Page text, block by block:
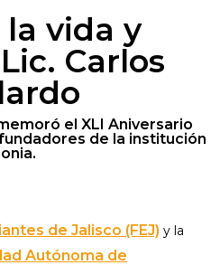
vida y
Carlos
el XLI Aniversario
de la institución
de Jalisco (FEJ) y la
Autónoma de